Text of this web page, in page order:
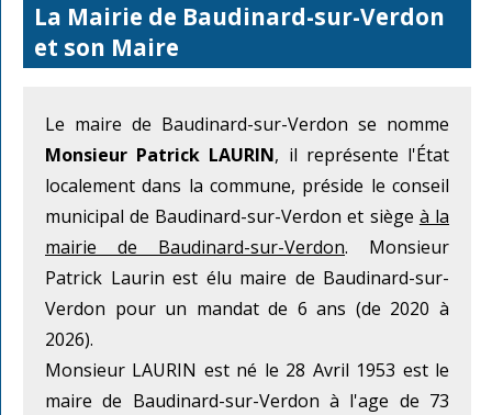
La Mairie de Baudinard-sur-Verdon
et son Maire
Le maire de Baudinard-sur-Verdon se nomme
Monsieur Patrick LAURIN, il représente l'État
localement dans la commune, préside le conseil
municipal de Baudinard-sur-Verdon et siège à la
mairie de Baudinard-sur-Verdon. Monsieur
Patrick Laurin est élu maire de Baudinard-sur-
Verdon pour un mandat de 6 ans (de 2020 à
2026).
Monsieur LAURIN est né le 28 Avril 1953 est le
maire de Baudinard-sur-Verdon à l'age de 73